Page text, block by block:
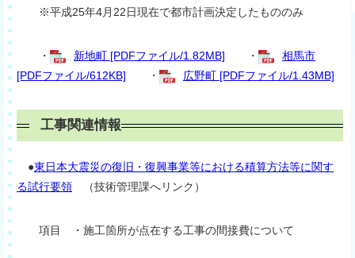
※平成25年4月22日現在で都市計画決定したもののみ
・ 新地町 [PDFファイル/1.82MB] ・
相馬市
[PDFファイル/612KB] ・ 広野町 [PDFファイル/1.43MB]
工事関連情報
●東日本大震災の復旧・復興事業等における積算方法等に関す
る試行要領 （技術管理課へリンク）
項目 ・施工箇所が点在する工事の間接費について